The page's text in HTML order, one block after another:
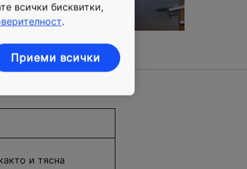
и тясна
всички бисквитки,
.
Приеми всички